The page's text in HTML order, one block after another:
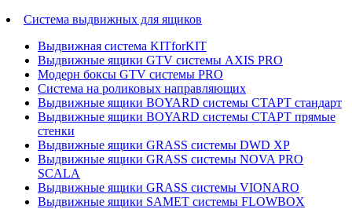
Система выдвижных для ящиков
Выдвижная система KITforKIT
Выдвижные ящики GTV системы AXIS PRO
Модерн боксы GTV системы PRO
Система на роликовых направляющих
Выдвижные ящики BOYARD системы СТАРТ стандарт
Выдвижные ящики BOYARD системы СТАРТ прямые
стенки
Выдвижные ящики GRASS системы DWD XP
Выдвижные ящики GRASS системы NOVA PRO
SCALA
Выдвижные ящики GRASS системы VIONARO
Выдвижные ящики SAMET системы FLOWBOX